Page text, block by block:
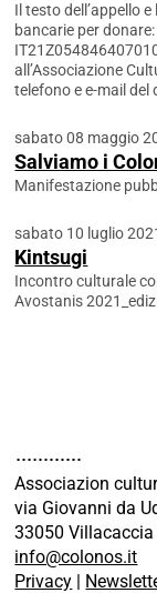
Il testo dell’appello
bancarie per
all’Associazione
telefono e e-mail del
sabato 08 maggio
Salviamo i
Manifestazione
sabato 10 luglio
Kintsugi
Incontro culturale
Avostanis
Associazion
via Giovanni da
33050
info@colonos.it
Privacy